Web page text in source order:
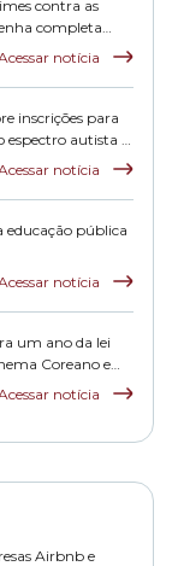
contra as
completa
notícia
inscrições para
espectro autista e
notícia
educação pública
notícia
um ano da lei
Coreano em
notícia
Airbnb e